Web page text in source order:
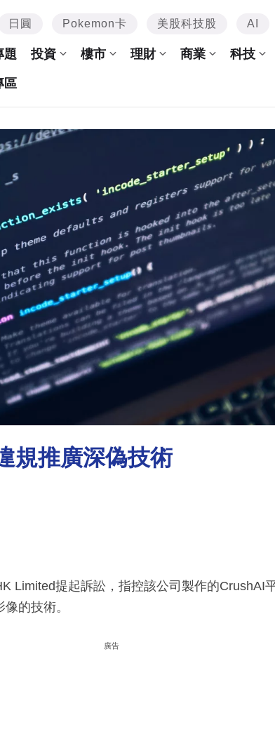
日圓 Pokemon卡 美股科技股 AI
題 投資 樓市 理財 商業 科技
區
規推廣深偽技術
Limited提起訴訟，指控該公司製作的CrushAI
的技術。
廣告